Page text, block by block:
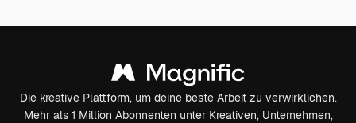
Die kreative Plattform, um deine beste Arbeit zu verwirklichen.
Mehr als 1 Million Abonnenten unter Kreativen, Unternehmen,